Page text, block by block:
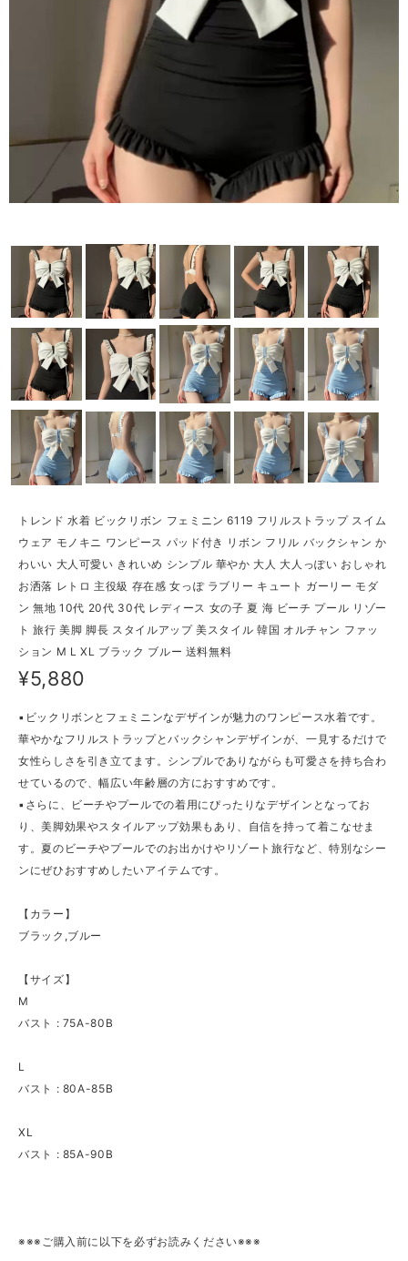
トレンド 水着 ビックリボン フェミニン 6119 フリルストラップ スイム
ウェア モノキニ ワンピース パッド付き リボン フリル バックシャン か
わいい 大人可愛い きれいめ シンプル 華やか 大人 大人っぽい おしゃれ
お洒落 レトロ 主役級 存在感 女っぽ ラブリー キュート ガーリー モダ
ン 無地 10代 20代 30代 レディース 女の子 夏 海 ビーチ プール リゾー
ト 旅行 美脚 脚長 スタイルアップ 美スタイル 韓国 オルチャン ファッ
ション M L XL ブラック ブルー 送料無料
¥5,880
▪ビックリボンとフェミニンなデザインが魅力のワンピース水着です。
華やかなフリルストラップとバックシャンデザインが、一見するだけで
女性らしさを引き立てます。シンプルでありながらも可愛さを持ち合わ
せているので、幅広い年齢層の方におすすめです。
▪さらに、ビーチやプールでの着用にぴったりなデザインとなってお
り、美脚効果やスタイルアップ効果もあり、自信を持って着こなせま
す。夏のビーチやプールでのお出かけやリゾート旅行など、特別なシー
ンにぜひおすすめしたいアイテムです。
【カラー】
ブラック,ブルー
【サイズ】
M
バスト : 75A-80B
L
バスト : 80A-85B
XL
バスト : 85A-90B
※※※ご購入前に以下を必ずお読みください※※※